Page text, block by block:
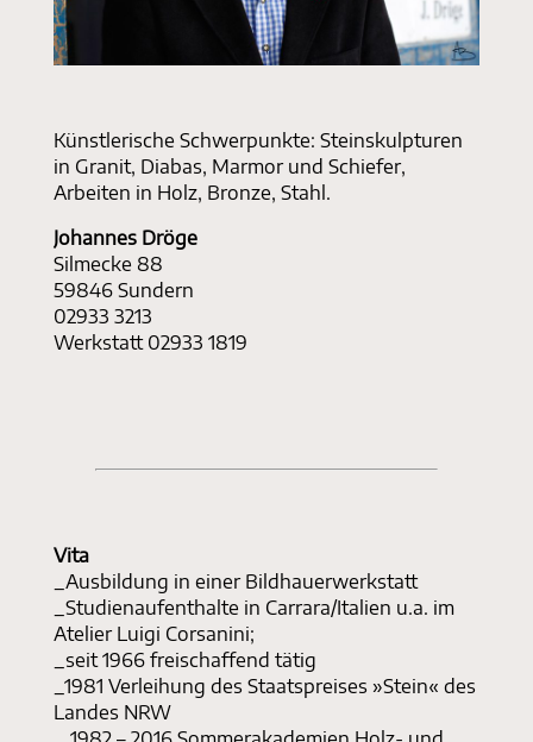
Künstlerische Schwerpunkte: Steinskulpturen
in Granit, Diabas, Marmor und Schiefer,
Arbeiten in Holz, Bronze, Stahl.
Johannes Dröge
Silmecke 88
59846 Sundern
02933 3213
Werkstatt 02933 1819
Vita
_Ausbildung in einer Bildhauerwerkstatt
_Studienaufenthalte in Carrara/Italien u.a. im
Atelier Luigi Corsanini;
_seit 1966 freischaffend tätig
_1981 Verleihung des Staatspreises »Stein« des
Landes NRW